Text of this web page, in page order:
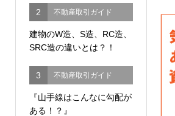
2 不動産取引ガイド
建物のW造、S造、RC造、
SRC造の違いとは？！
3 不動産取引ガイド
『山手線はこんなに勾配が
ある！？』